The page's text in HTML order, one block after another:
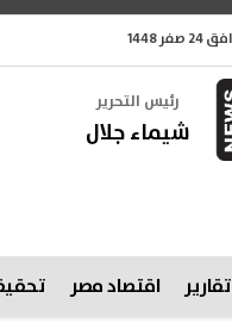
رئيس التحرير
شيماء جلال
تقارير اقتصاد مصر